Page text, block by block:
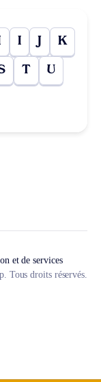
I J K
T U
et de services
droits réservés.